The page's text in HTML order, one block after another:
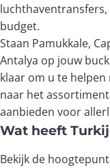
budget.
Staan Pamukkale,
Antalya op jouw
klaar om u te helpen
naar het
aanbieden voor
Wat heeft
Bekijk de